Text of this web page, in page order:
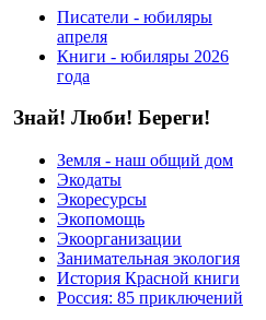
Писатели - юбиляры
апреля
Книги - юбиляры 2026
года
Знай! Люби! Береги!
Земля - наш общий дом
Экодаты
Экоресурсы
Экопомощь
Экоорганизации
Занимательная экология
История Красной книги
Россия: 85 приключений